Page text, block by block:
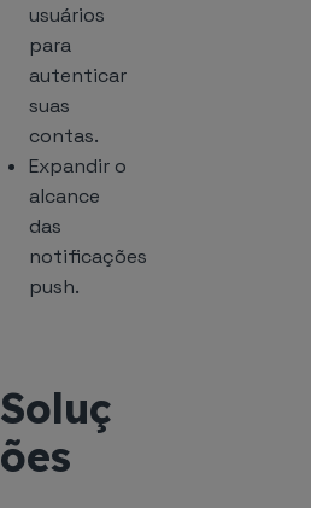
usuários
para
autenticar
suas
contas.
Expandir o
alcance
das
notificações
push.
Soluç
ões